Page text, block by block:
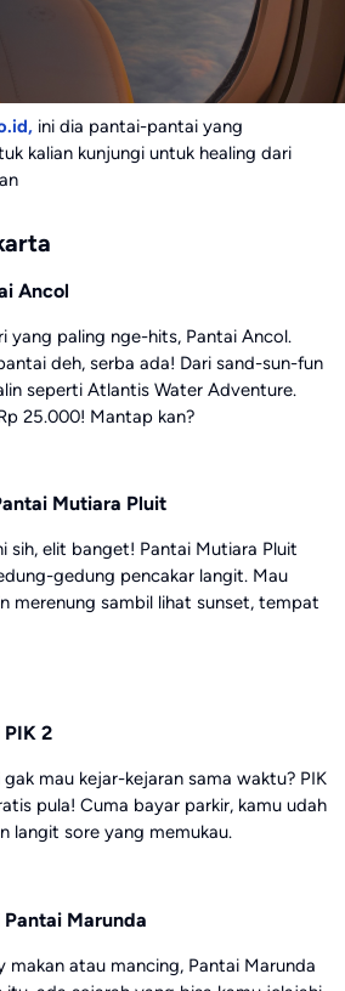
ini dia pantai-pantai yang
kalian kunjungi untuk healing dari
Ancol
yang paling nge-hits, Pantai Ancol.
deh, serba ada! Dari sand-sun-fun
seperti Atlantis Water Adventure.
25.000! Mantap kan?
Mutiara Pluit
sih, elit banget! Pantai Mutiara Pluit
gedung pencakar langit. Mau
merenung sambil lihat sunset, tempat
2
mau kejar-kejaran sama waktu? PIK
pula! Cuma bayar parkir, kamu udah
langit sore yang memukau.
Marunda
makan atau mancing, Pantai Marunda